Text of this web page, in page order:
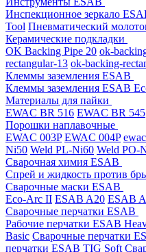
Инспекционное зеркало
Tool Пневматический
Керамические подкладки
OK Backing Pipe 20 ok-
rectangular-13 ok-backing-
Клеммы заземления ESAB
Клеммы заземления ESAB
Материалы для пайки
EWAC BR 516 EWAC BR 545
Порошки наплавочные
EWAC 003P EWAC 004P
Ni50 Weld PL-Ni60 Weld PO-
Сварочная химия ESAB
Спрей и жидкость против
Сварочные маски ESAB
Eco-Arc II ESAB A20 ESAB
Сварочные перчатки ESAB
Рабочие перчатки ESAB
Basic Сварочные перчатки
перчатки ESAB TIG Soft